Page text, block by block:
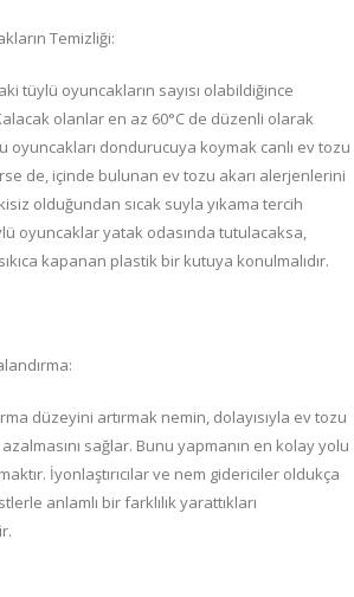
Temizliği:
tüylü oyuncakların sayısı olabildiğince
olanlar en az 60°C de düzenli olarak
oyuncakları dondurucuya koymak canlı ev tozu
de, içinde bulunan ev tozu akarı alerjenlerini
olduğundan sıcak suyla yıkama tercih
oyuncaklar yatak odasında tutulacaksa,
kapanan plastik bir kutuya konulmalıdır.
düzeyini artırmak nemin, dolayısıyla ev tozu
azalmasını sağlar. Bunu yapmanın en kolay yolu
İyonlaştırıcılar ve nem gidericiler oldukça
anlamlı bir farklılık yarattıkları